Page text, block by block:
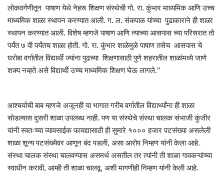
लोकवर्गणीतून पाषाण येथे नेहरू शिक्षण संस्थेची गो. रा. कुंभार माध्यमिक आणि उच्च
माध्यमिक शाळा स्थापन करण्यात आली. ग. ल. संकपाळ यांच्या पुढाकाराने ही शाळा
स्थापन करण्यात आली. विशेष म्हणजे पाषाण आणि त्याच्या आसपास च्या परिसरात तो
पर्यंत ७ वी पर्यंतच शाळा होती. गो. रा. कुंभार शाळेमुळे पाषाण तसेच आसपास चे
घरोबा वर्गातील विद्यार्थी ज्यांना पुढच्या शिक्षणासाठी पुणे शहरातील शाळांमध्ये जाणे
शक्य नव्हते असे विद्यार्थी उच्च माध्यमिक शिक्षण घेऊ लागले.’’
आश्चर्याची बाब म्हणजे अजूनही या भागात गरीब वर्गातील विद्यार्थ्यांना ही शाळा
सोडल्यास दुसरी शाळा उपलब्ध नाही. पण या संस्थेचे संस्था चालक संभाजी कुंजीर
यांनी स्वतःच्या व्यावसाईक फायद्यासाठी ही सुमारे १००० हजार पटसंख्या असलेली
शाळा शून्य पटसंख्येवर आणून बंद पडली, असा आरोप निम्हण यांनी केला आहे.
संस्था चालक संस्था चालवण्यास असमर्थ असतील तर त्यांनी ती शाळा गावकऱ्यांच्या
स्वाधीन करावी, आम्ही ती शाळा चालवू, अशी मागणीही निम्हण यांनी केली आहे.